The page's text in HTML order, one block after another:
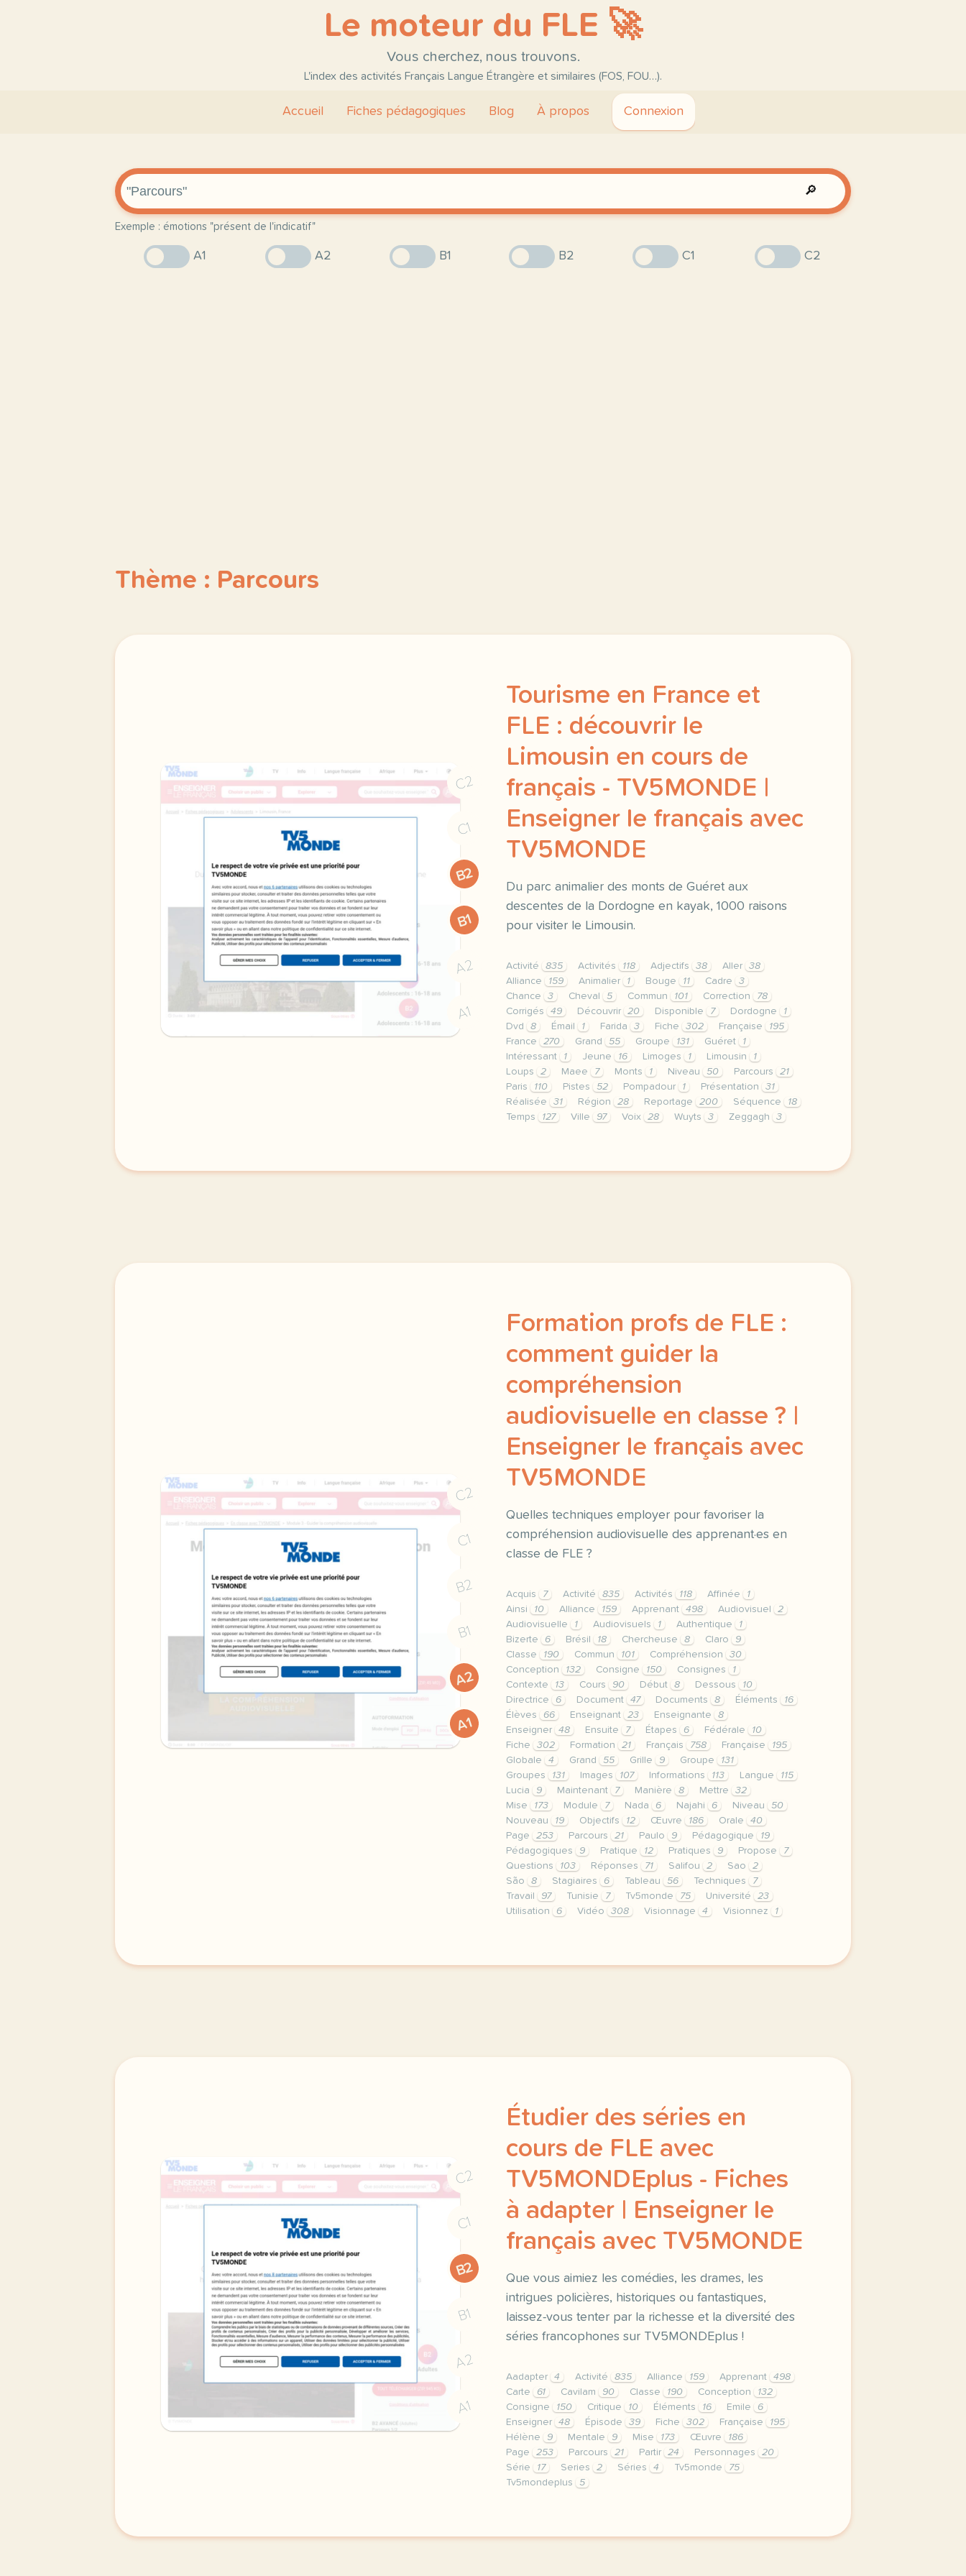
Le moteur du FLE 🚀
Vous cherchez, nous trouvons.
L'index des activités Français Langue Étrangère et similaires (FOS, FOU…).
Accueil Fiches pédagogiques Blog À propos Connexion
🔎
Exemple : émotions "présent de l'indicatif"
A1 A2 B1 B2 C1 C2
Thème : Parcours
C2
C1
B2
B1
A2
A1
Tourisme en France et
FLE : découvrir le
Limousin en cours de
français - TV5MONDE |
Enseigner le français avec
TV5MONDE
Du parc animalier des monts de Guéret aux
descentes de la Dordogne en kayak, 1000 raisons
pour visiter le Limousin.
Activité 835 Activités 118 Adjectifs 38 Aller
38
Alliance
159 Animalier 1 Bouge 11 Cadre
3
Chance
3 Cheval 5 Commun 101 Correction
78
Corrigés
49 Découvrir 20 Disponible 7 Dordogne
1
Dvd
8 Émail 1 Farida 3 Fiche 302 Française
195
France
270 Grand 55 Groupe 131 Guéret
1
Intéressant
1 Jeune 16 Limoges 1 Limousin
1
Loups
2 Maee 7 Monts 1 Niveau 50 Parcours
21
Paris
110 Pistes 52 Pompadour 1 Présentation
31
Réalisée
31 Région 28 Reportage 200 Séquence
18
Temps
127 Ville 97 Voix 28 Wuyts 3 Zeggagh 3
C2
C1
B2
B1
A2
A1
Formation profs de FLE :
comment guider la
compréhension
audiovisuelle en classe ? |
Enseigner le français avec
TV5MONDE
Quelles techniques employer pour favoriser la
compréhension audiovisuelle des apprenant·es en
classe de FLE ?
Acquis 7 Activité 835 Activités 118 Affinée
1
Ainsi
10 Alliance 159 Apprenant 498 Audiovisuel
2
Audiovisuelle
1 Audiovisuels 1 Authentique
1
Bizerte
6 Brésil 18 Chercheuse 8 Claro
9
Classe
190 Commun 101 Compréhension
30
Conception
132 Consigne 150 Consignes
1
Contexte
13 Cours 90 Début 8 Dessous
10
Directrice
6 Document 47 Documents 8 Éléments
16
Élèves
66 Enseignant 23 Enseignante
8
Enseigner
48 Ensuite 7 Étapes 6 Fédérale
10
Fiche
302 Formation 21 Français 758 Française
195
Globale
4 Grand 55 Grille 9 Groupe
131
Groupes
131 Images 107 Informations 113 Langue
115
Lucia
9 Maintenant 7 Manière 8 Mettre
32
Mise
173 Module 7 Nada 6 Najahi 6 Niveau
50
Nouveau
19 Objectifs 12 Œuvre 186 Orale
40
Page
253 Parcours 21 Paulo 9 Pédagogique
19
Pédagogiques
9 Pratique 12 Pratiques 9 Propose
7
Questions
103 Réponses 71 Salifou 2 Sao
2
São
8 Stagiaires 6 Tableau 56 Techniques
7
Travail
97 Tunisie 7 Tv5monde 75 Université
23
Utilisation
6 Vidéo 308 Visionnage 4 Visionnez 1
C2
C1
B2
B1
A2
A1
Étudier des séries en
cours de FLE avec
TV5MONDEplus - Fiches
à adapter | Enseigner le
français avec TV5MONDE
Que vous aimiez les comédies, les drames, les
intrigues policières, historiques ou fantastiques,
laissez-vous tenter par la richesse et la diversité des
séries francophones sur TV5MONDEplus !
Aadapter 4 Activité 835 Alliance 159 Apprenant
498
Carte
61 Cavilam 90 Classe 190 Conception
132
Consigne
150 Critique 10 Éléments 16 Emile
6
Enseigner
48 Épisode 39 Fiche 302 Française
195
Hélène
9 Mentale 9 Mise 173 Œuvre
186
Page
253 Parcours 21 Partir 24 Personnages
20
Série
17 Series 2 Séries 4 Tv5monde
75
Tv5mondeplus
5